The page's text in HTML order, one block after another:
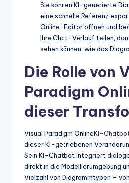
Sie können KI-generierte
eine schnelle Referenz
Online-Editor öffnen und
Ihre Chat-Verlauf teilen,
sehen können, wie das
Die Rolle von
Paradigm
dieser
Visual Paradigm OnlineKI-Chatbot
dieser KI-getriebenen
Sein KI-Chatbot integriert
direkt in die Modellierumgebung
Vielzahl von Diagrammtypen –